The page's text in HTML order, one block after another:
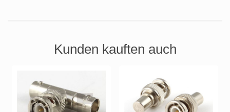
Kunden kauften auch